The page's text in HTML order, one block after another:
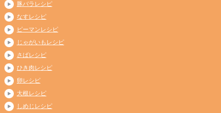
豚バラレシピ
なすレシピ
ピーマンレシピ
じゃがいもレシピ
さばレシピ
ひき肉レシピ
卵レシピ
大根レシピ
しめじレシピ